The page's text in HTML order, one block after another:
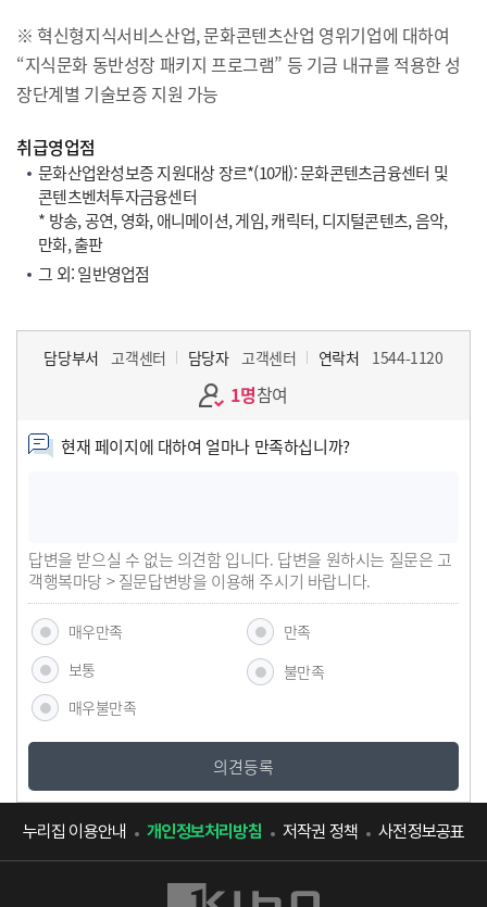
※ 혁신형지식서비스산업, 문화콘텐츠산업 영위기업에 대하여
“지식문화 동반성장 패키지 프로그램” 등 기금 내규를 적용한 성
장단계별 기술보증 지원 가능
취급영업점
문화산업완성보증 지원대상 장르*(10개): 문화콘텐츠금융센터 및
콘텐츠벤처투자금융센터
* 방송, 공연, 영화, 애니메이션, 게임, 캐릭터, 디지털콘텐츠, 음악,
만화, 출판
그 외: 일반영업점
담당부서 고객센터 담당자 고객센터 연락처 1544-1120
1명참여
현재 페이지에 대하여 얼마나 만족하십니까?
답변을 받으실 수 없는 의견함 입니다. 답변을 원하시는 질문은 고
객행복마당 > 질문답변방을 이용해 주시기 바랍니다.
매우만족
만족
보통
불만족
매우불만족
의견등록
누리집 이용안내 개인정보처리방침 저작권 정책 사전정보공표